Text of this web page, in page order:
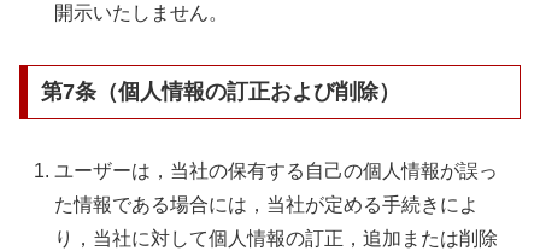
開示いたしません。
第7条（個人情報の訂正および削除）
ユーザーは，当社の保有する自己の個人情報が誤っ
た情報である場合には，当社が定める手続きによ
り，当社に対して個人情報の訂正，追加または削除